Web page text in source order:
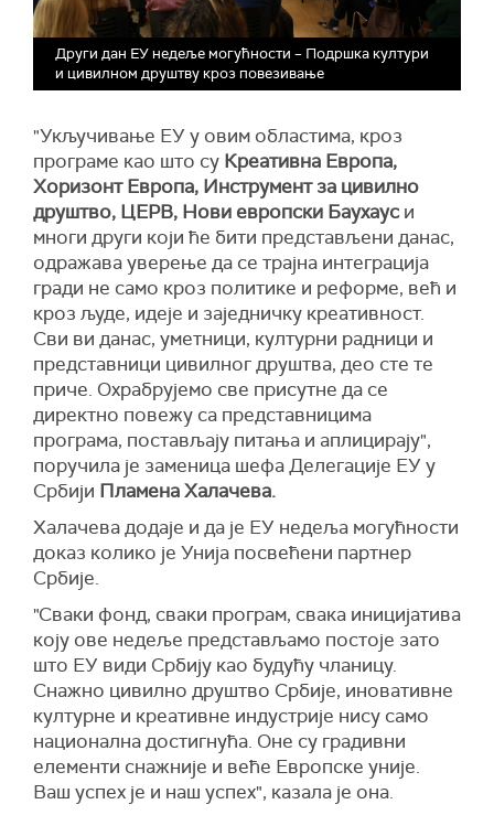
Други дан ЕУ недеље могућности – Подршка култури
и цивилном друштву кроз повезивање
"Укључивање ЕУ у овим областима, кроз
програме као што су Креативна Европа,
Хоризонт Европа, Инструмент за цивилно
друштво, ЦЕРВ, Нови европски Баухаус и
многи други који ће бити представљени данас,
одражава уверење да се трајна интеграција
гради не само кроз политике и реформе, већ и
кроз људе, идеје и заједничку креативност.
Сви ви данас, уметници, културни радници и
представници цивилног друштва, део сте те
приче. Охрабрујемо све присутне да се
директно повежу са представницима
програма, постављају питања и аплицирају",
поручила је заменица шефа Делегације ЕУ у
Србији Пламена Халачева.
Халачева додаје и да је ЕУ недеља могућности
доказ колико је Унија посвећени партнер
Србије.
"Сваки фонд, сваки програм, свака иницијатива
коју ове недеље представљамо постоје зато
што ЕУ види Србију као будућу чланицу.
Снажно цивилно друштво Србије, иновативне
културне и креативне индустрије нису само
национална достигнућа. Оне су градивни
елементи снажније и веће Европске уније.
Ваш успех је и наш успех", казала је она.